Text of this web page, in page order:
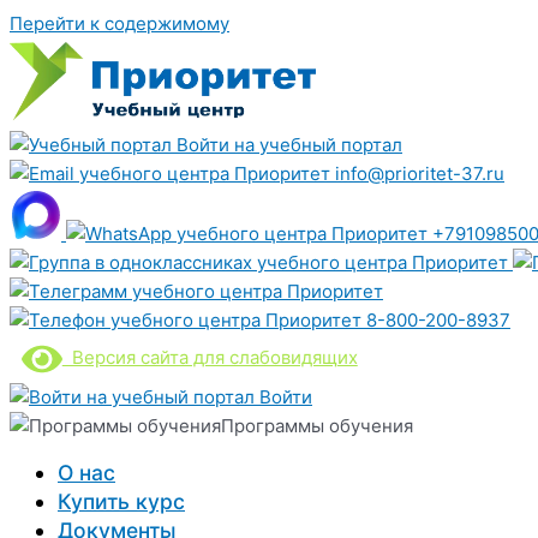
Перейти к содержимому
Войти на учебный портал
info@prioritet-37.ru
8-800-200-8937
Версия сайта для слабовидящих
Войти
Программы обучения
О нас
Купить курс
Документы